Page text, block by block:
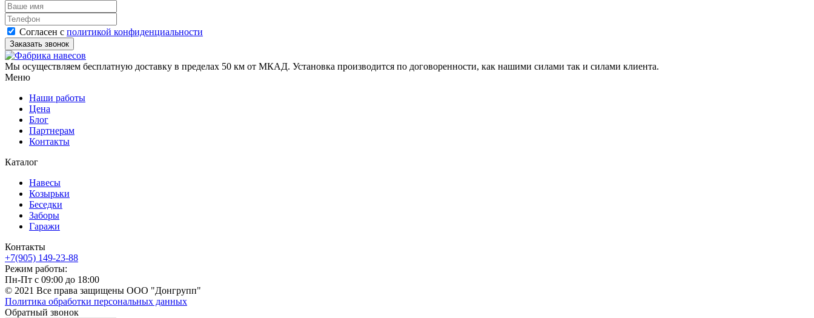
Согласен с политикой конфиденциальности
Мы осуществляем бесплатную доставку в пределах 50 км от МКАД. Установка производится по договоренности, как нашими силами так и силами клиента.
Меню
Наши работы
Цена
Блог
Партнерам
Контакты
Каталог
Навесы
Козырьки
Беседки
Заборы
Гаражи
Контакты
+7(905) 149-23-88
Режим работы:
Пн-Пт с 09:00 до 18:00
© 2021 Все права защищены ООО "Донгрупп"
Политика обработки персональных данных
Обратный звонок